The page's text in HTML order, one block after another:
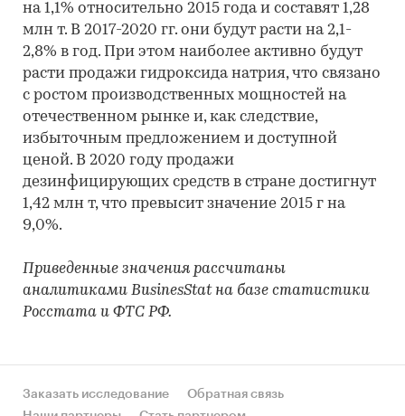
на 1,1% относительно 2015 года и составят 1,28
млн т. В 2017-2020 гг. они будут расти на 2,1-
2,8% в год. При этом наиболее активно будут
расти продажи гидроксида натрия, что связано
с ростом производственных мощностей на
отечественном рынке и, как следствие,
избыточным предложением и доступной
ценой. В 2020 году продажи
дезинфицирующих средств в стране достигнут
1,42 млн т, что превысит значение 2015 г на
9,0%.
Приведенные значения рассчитаны
аналитиками BusinesStat на базе статистики
Росстата и ФТС РФ.
Заказать исследование
Обратная связь